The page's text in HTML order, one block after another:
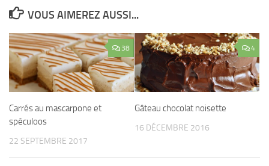
VOUS AIMEREZ AUSSI...
38
Carrés au mascarpone et
spéculoos
22 SEPTEMBRE 2017
4
Gâteau chocolat noisette
16 DÉCEMBRE 2016